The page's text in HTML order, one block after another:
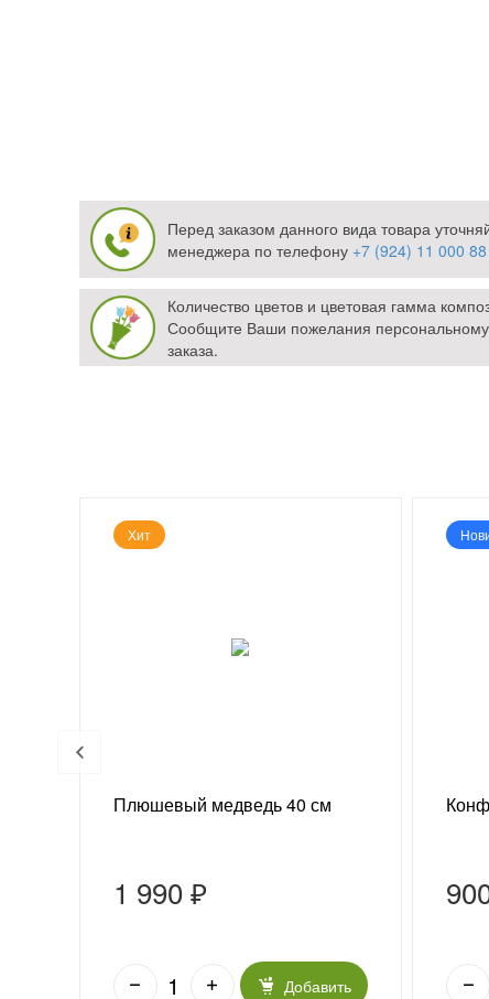
Перед заказом данного вида товара
менеджера по телефону +7 (924) 11 000 88
Количество цветов и цветовая гамма
Сообщите Ваши пожелания
заказа.
Хит
Плюшевый медведь 40 см
1 990 ₽
Добавить